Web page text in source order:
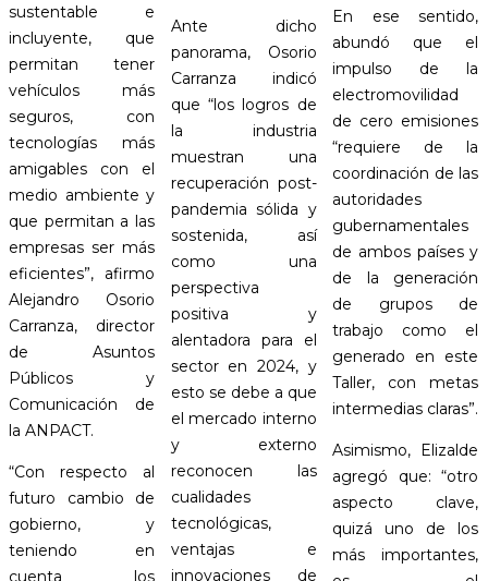
sustentable e
incluyente, que
permitan tener
vehículos más
seguros, con
tecnologías más
amigables con el
medio ambiente y
que permitan a las
empresas ser más
eficientes”, afirmo
Alejandro Osorio
Carranza, director
de Asuntos
Públicos y
Comunicación de
la ANPACT.
“Con respecto al
futuro cambio de
gobierno, y
teniendo en
cuenta los
Ante dicho
panorama, Osorio
Carranza indicó
que “los logros de
la industria
muestran una
recuperación post-
pandemia sólida y
sostenida, así
como una
perspectiva
positiva y
alentadora para el
sector en 2024, y
esto se debe a que
el mercado interno
y externo
reconocen las
cualidades
tecnológicas,
ventajas e
innovaciones de
En ese sentido,
abundó que el
impulso de la
electromovilidad
de cero emisiones
“requiere de la
coordinación de las
autoridades
gubernamentales
de ambos países y
de la generación
de grupos de
trabajo como el
generado en este
Taller, con metas
intermedias claras”.
Asimismo, Elizalde
agregó que: “otro
aspecto clave,
quizá uno de los
más importantes,